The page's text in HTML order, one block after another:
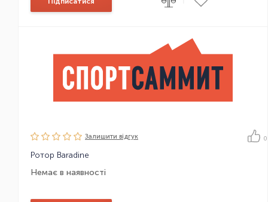
Залишити вiдгук 0
Ротор Baradine
Немає в наявності